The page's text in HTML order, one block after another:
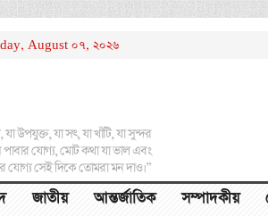
August 07, 2026
যা উপযুক্ত, যা সৎ, যা খাঁটি, যা সুন্দর
পাবার যোগ্য, মোট কথা যা ভাল এবং
যোগ্য সেই দিকে তোমরা মন দাও।”
জাতীয় আন্তর্জাতিক সম্পাদকীয়